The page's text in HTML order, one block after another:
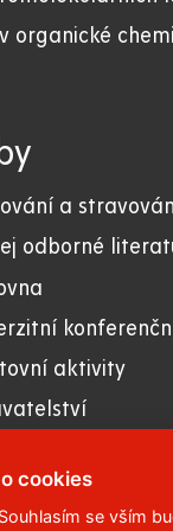
organické
a
odborné
aktivity
cookies
se vším